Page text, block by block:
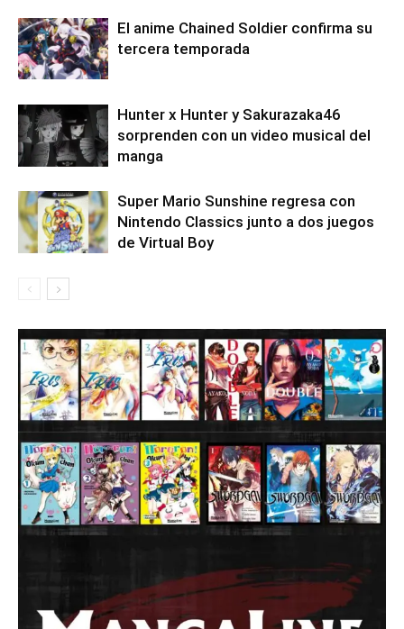
El anime Chained Soldier confirma su
tercera temporada
Hunter x Hunter y Sakurazaka46
sorprenden con un video musical del
manga
Super Mario Sunshine regresa con
Nintendo Classics junto a dos juegos
de Virtual Boy